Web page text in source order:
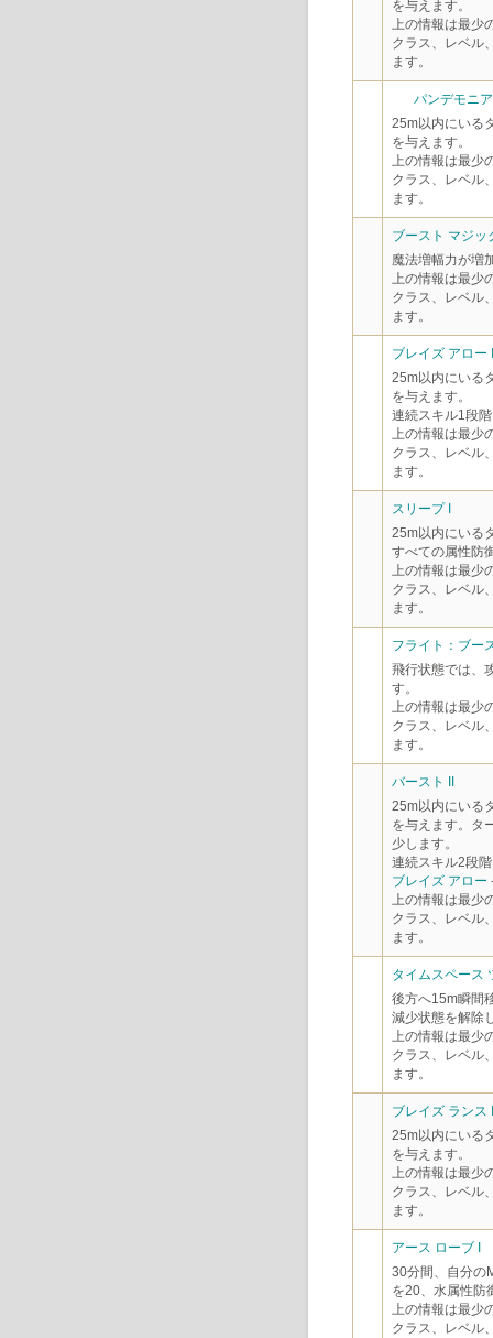
を与えます。
上の情報は最少
クラス、レベル
ます。
パンデモニ
25m以内にいる
を与えます。
上の情報は最少
クラス、レベル
ます。
ブースト マジッ
魔法増幅力が増
上の情報は最少
クラス、レベル
ます。
ブレイズ アロー
25m以内にいる
を与えます。
連続スキル1段階
上の情報は最少
クラス、レベル
ます。
スリープ I
25m以内にいる
すべての属性防
上の情報は最少
クラス、レベル
ます。
フライト：ブー
飛行状態では、
す。
上の情報は最少
クラス、レベル
ます。
バースト II
25m以内にいる
を与えます。タ
少します。
連続スキル2段階
ブレイズ アロー
上の情報は最少
クラス、レベル
ます。
タイムスペース
後方へ15m瞬間
減少状態を解除
上の情報は最少
クラス、レベル
ます。
ブレイズ ランス I
25m以内にいる
を与えます。
上の情報は最少
クラス、レベル
ます。
アース ローブ I
30分間、自分の
を20、水属性防
上の情報は最少
クラス、レベル